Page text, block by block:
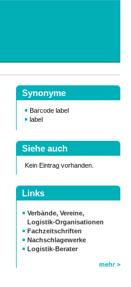
Synonyme
Barcode label
label
Siehe auch
Kein Eintrag vorhanden.
Links
Verbände, Vereine,
Logistik-Organisationen
Fachzeitschriften
Nachschlagewerke
Logistik-Berater
mehr >